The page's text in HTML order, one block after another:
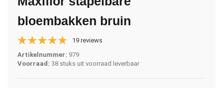
bloembakken bruin
19 reviews
Artikelnummer: 979
Voorraad: 38 stuks uit voorraad leverbaar